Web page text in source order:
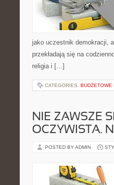
jako uczestnik demokracji,
przekładają się na
religia i […]
CATEGORIES: BUDŻETOWE
NIE ZAWSZE
OCZYWISTA.
POSTED BY ADMIN